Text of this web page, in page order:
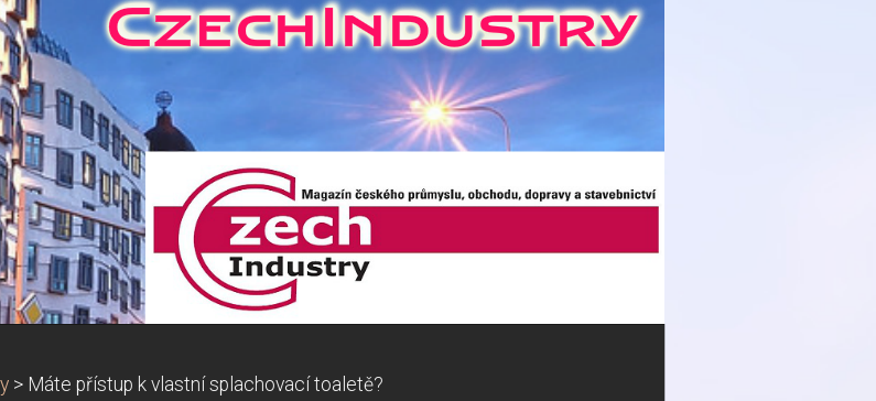
> Máte přístup k vlastní splachovací toaletě?